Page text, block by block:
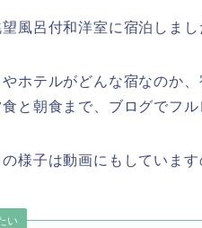
風呂付和洋室に宿泊しまし
ホテルがどんな宿なのか
と朝食まで、ブログでフル
様子は動画にもしていま
い